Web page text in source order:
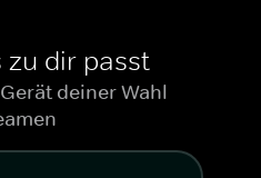
zu dir passt
deiner Wahl